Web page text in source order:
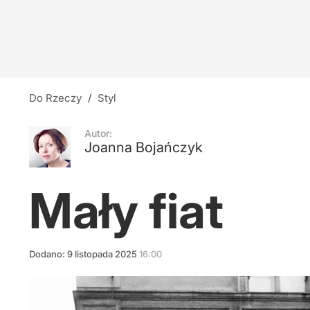
Wystąpił dla prezydenta. Europoseł KO wziął
8
24
Do Rzeczy / Styl
Autor:
Joanna Bojańczyk
Mały fiat
Dodano: 9 listopada 2025 16:00